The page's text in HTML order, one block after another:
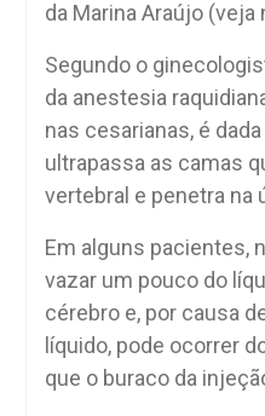
da Marina Araújo (veja
Segundo o
da anestesia
nas cesarianas, é
ultrapassa as camas
vertebral e penetra na
Em alguns pacientes,
vazar um pouco do
cérebro e, por causa
líquido, pode ocorrer
que o buraco da